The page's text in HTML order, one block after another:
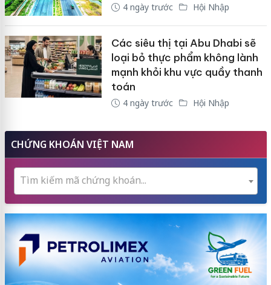
4 ngày trước Hội Nhập
Các siêu thị tại Abu Dhabi sẽ
loại bỏ thực phẩm không lành
mạnh khỏi khu vực quầy thanh
toán
4 ngày trước Hội Nhập
CHỨNG KHOÁN VIỆT NAM
Tìm kiếm mã chứng khoán...